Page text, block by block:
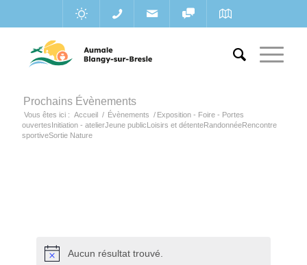
Prochains Évènements
Vous êtes ici : Accueil / Évènements / Exposition - Foire - Portes
ouvertesInitiation - atelierJeune publicLoisirs et détenteRandonnéeRencontre
sportiveSortie Nature
Aucun résultat trouvé.